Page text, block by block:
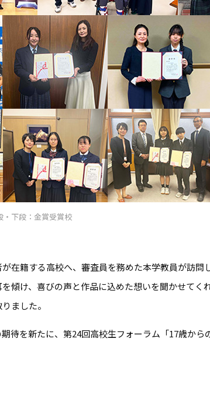
下段：金賞受賞校
在籍する高校へ、審査員を務めた本学教員が訪問
傾け、喜びの声と作品に込めた想いを聞かせてく
ました。
待を新たに、第24回高校生フォーラム「17歳から